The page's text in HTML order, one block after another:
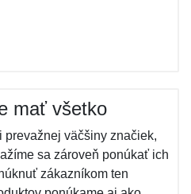
mať všetko
prevažnej väčšiny značiek,
sa zároveň ponúkať ich
zákazníkom ten